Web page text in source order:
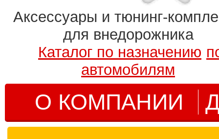
Аксессуары и тюнинг-
для внедорожника
Каталог по назначению
автомобилям
О КОМПАНИИ